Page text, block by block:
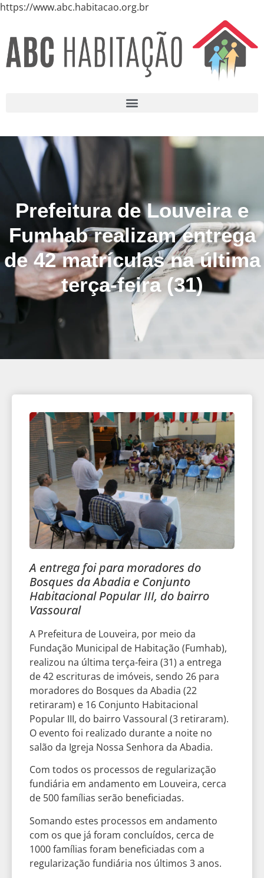
https://www.abc.habitacao.org.br
Prefeitura de Louveira e
Fumhab realizam entrega
de 42 matrículas na última
terça-feira (31)
A entrega foi para moradores do
Bosques da Abadia e Conjunto
Habitacional Popular III, do bairro
Vassoural
A Prefeitura de Louveira, por meio da
Fundação Municipal de Habitação (Fumhab),
realizou na última terça-feira (31) a entrega
de 42 escrituras de imóveis, sendo 26 para
moradores do Bosques da Abadia (22
retiraram) e 16 Conjunto Habitacional
Popular III, do bairro Vassoural (3 retiraram).
O evento foi realizado durante a noite no
salão da Igreja Nossa Senhora da Abadia.
Com todos os processos de regularização
fundiária em andamento em Louveira, cerca
de 500 famílias serão beneficiadas.
Somando estes processos em andamento
com os que já foram concluídos, cerca de
1000 famílias foram beneficiadas com a
regularização fundiária nos últimos 3 anos.